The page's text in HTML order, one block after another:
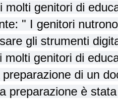
molti genitori di
" I genitori
gli strumenti
genitori di
di un
preparazione è